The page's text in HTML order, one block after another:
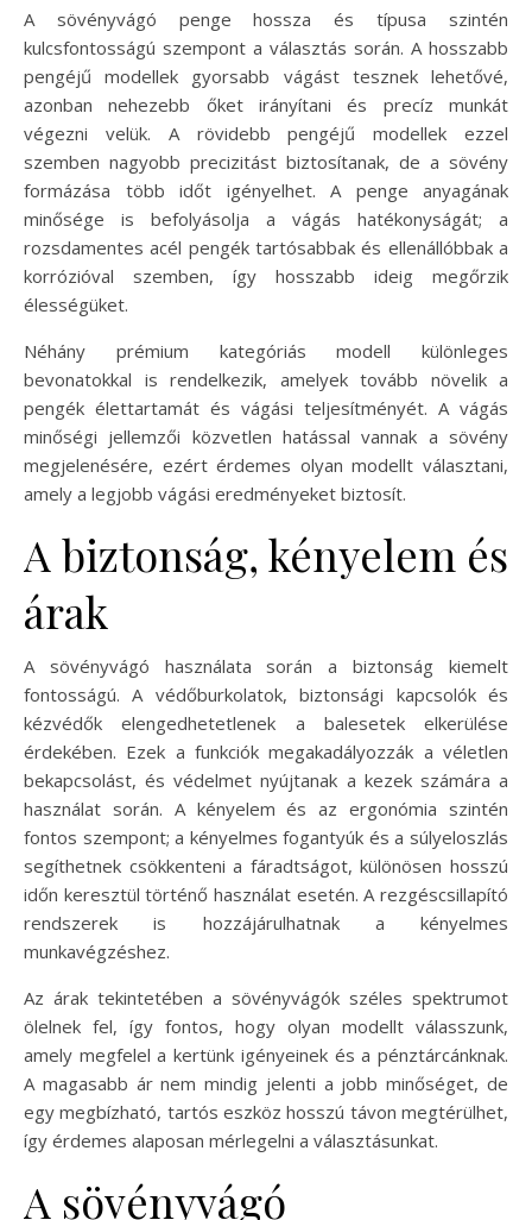
A sövényvágó penge hossza és típusa szintén
kulcsfontosságú szempont a választás során. A hosszabb
pengéjű modellek gyorsabb vágást tesznek lehetővé,
azonban nehezebb őket irányítani és precíz munkát
végezni velük. A rövidebb pengéjű modellek ezzel
szemben nagyobb precizitást biztosítanak, de a sövény
formázása több időt igényelhet. A penge anyagának
minősége is befolyásolja a vágás hatékonyságát; a
rozsdamentes acél pengék tartósabbak és ellenállóbbak a
korrózióval szemben, így hosszabb ideig megőrzik
élességüket.
Néhány prémium kategóriás modell különleges
bevonatokkal is rendelkezik, amelyek tovább növelik a
pengék élettartamát és vágási teljesítményét. A vágás
minőségi jellemzői közvetlen hatással vannak a sövény
megjelenésére, ezért érdemes olyan modellt választani,
amely a legjobb vágási eredményeket biztosít.
A biztonság, kényelem és
árak
A sövényvágó használata során a biztonság kiemelt
fontosságú. A védőburkolatok, biztonsági kapcsolók és
kézvédők elengedhetetlenek a balesetek elkerülése
érdekében. Ezek a funkciók megakadályozzák a véletlen
bekapcsolást, és védelmet nyújtanak a kezek számára a
használat során. A kényelem és az ergonómia szintén
fontos szempont; a kényelmes fogantyúk és a súlyeloszlás
segíthetnek csökkenteni a fáradtságot, különösen hosszú
időn keresztül történő használat esetén. A rezgéscsillapító
rendszerek is hozzájárulhatnak a kényelmes
munkavégzéshez.
Az árak tekintetében a sövényvágók széles spektrumot
ölelnek fel, így fontos, hogy olyan modellt válasszunk,
amely megfelel a kertünk igényeinek és a pénztárcánknak.
A magasabb ár nem mindig jelenti a jobb minőséget, de
egy megbízható, tartós eszköz hosszú távon megtérülhet,
így érdemes alaposan mérlegelni a választásunkat.
A sövényvágó